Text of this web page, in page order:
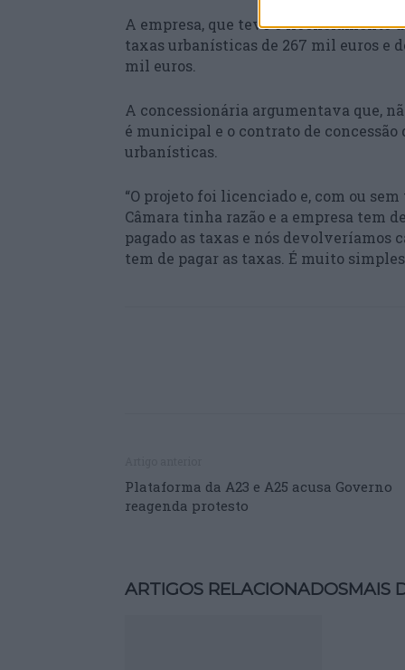
A empresa, que teve o licenciamento
taxas urbanísticas de 267 mil euros e
mil euros.
A concessionária argumentava que,
é municipal e o contrato de concessão
urbanísticas.
“O projeto foi licenciado e, com ou
Câmara tinha razão e a empresa tem
pagado as taxas e nós devolveríamos
tem de pagar as taxas. É muito
Plataforma da A23 e A25 acusa Governo
reagenda protesto
ARTIGOS RELACIONADOSMAIS